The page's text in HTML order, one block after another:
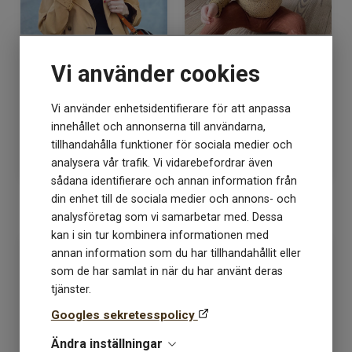
Vi använder cookies
Vi använder enhetsidentifierare för att anpassa
innehållet och annonserna till användarna,
tillhandahålla funktioner för sociala medier och
analysera vår trafik. Vi vidarebefordrar även
sådana identifierare och annan information från
din enhet till de sociala medier och annons- och
analysföretag som vi samarbetar med. Dessa
kan i sin tur kombinera informationen med
annan information som du har tillhandahållit eller
som de har samlat in när du har använt deras
tjänster.
Googles sekretesspolicy
Ändra inställningar
Mössan Mohair Edition
Lagerstatus: 3
kr
Oslomössan Christmas
edition
Lagerstatus: 4
55kr